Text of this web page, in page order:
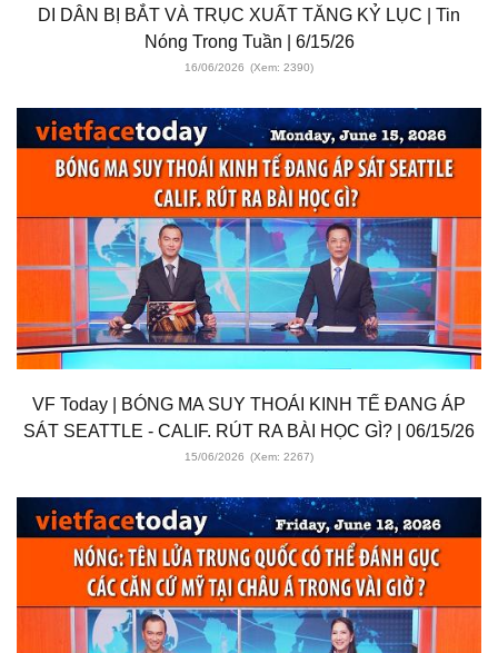
DI DÂN BỊ BẮT VÀ TRỤC XUẤT TĂNG KỶ LỤC | Tin
Nóng Trong Tuần | 6/15/26
16/06/2026 (Xem: 2390)
VF Today | BÓNG MA SUY THOÁI KINH TẾ ĐANG ÁP
SÁT SEATTLE - CALIF. RÚT RA BÀI HỌC GÌ? | 06/15/26
15/06/2026 (Xem: 2267)